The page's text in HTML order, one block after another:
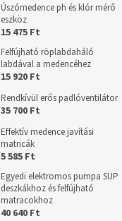
Úszómedence ph és klór mérő
eszköz
15 475 Ft
Felfújható röplabdaháló
labdával a medencéhez
15 920 Ft
Rendkívül erős padlóventilátor
35 700 Ft
Effektív medence javítási
matricák
5 585 Ft
Egyedi elektromos pumpa SUP
deszkákhoz és felfújható
matracokhoz
40 640 Ft